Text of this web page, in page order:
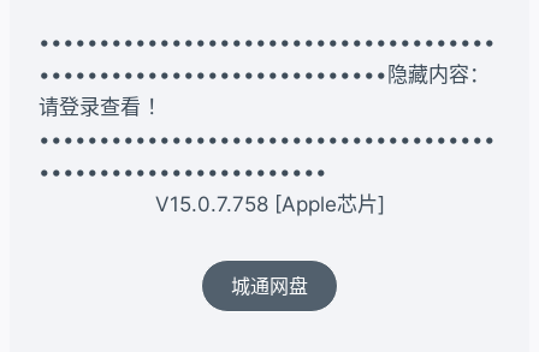
••••••••••••••••••••••••••••••••••••••
•••••••••••••••••••••••••••••隐藏内容：
请登录查看 ！
••••••••••••••••••••••••••••••••••••••
••••••••••••••••••••••••
V15.0.7.758 [Apple芯片]
城通网盘